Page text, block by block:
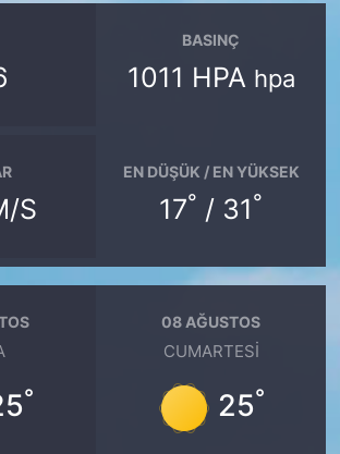
BASINÇ
1011 HPA hpa
S
EN DÜŞÜK / EN YÜKSEK
17° / 31°
°
08 AĞUSTOS
CUMARTESI
25°